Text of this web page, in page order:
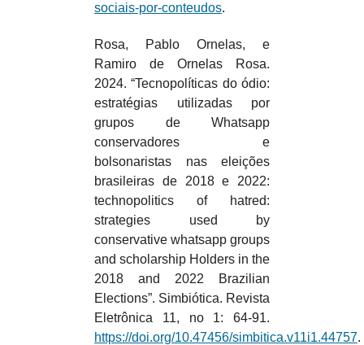
sociais-por-conteudos.
Rosa, Pablo Ornelas, e
Ramiro de Ornelas Rosa.
2024. “Tecnopolíticas do ódio:
estratégias utilizadas por
grupos de Whatsapp
conservadores e
bolsonaristas nas eleições
brasileiras de 2018 e 2022:
technopolitics of hatred:
strategies used by
conservative whatsapp groups
and scholarship Holders in the
2018 and 2022 Brazilian
Elections”. Simbiótica. Revista
Eletrônica 11, no 1: 64-91.
https://doi.org/10.47456/simbitica.v11i1.44757.